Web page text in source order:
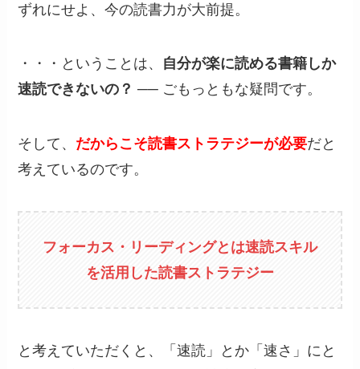
ずれにせよ、今の読書力が大前提。
・・・ということは、 自分が楽に読める書籍しか
速読できないの？ ── ごもっともな疑問です。
そして、 だからこそ読書ストラテジーが必要だと
考えているのです。
フォーカス・リーディングとは速読スキル
を活用した読書ストラテジー
と考えていただくと、「速読」とか「速さ」にと